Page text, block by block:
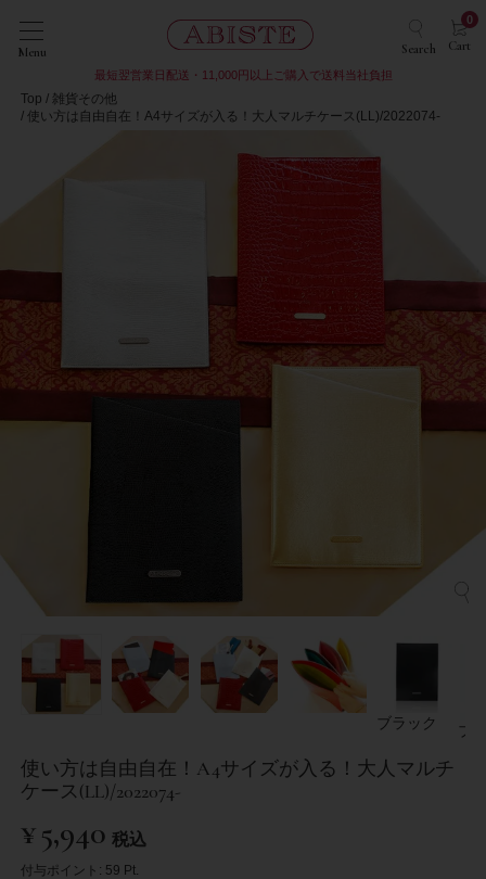
Menu Search Cart
0
最短翌営業日配送・11,000円以上ご購入で送料当社負担
Top
雑貨その他
使い方は自由自在！A4サイズが入る！大人マルチケース(LL)/2022074-
ブラック ブ
使い方は自由自在！A4サイズが入る！大人マルチ
ケース(LL)/2022074-
¥5,940 税込
付与ポイント: 59 Pt.